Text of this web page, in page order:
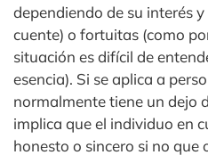
dependiendo de su interés
cuente) o fortuitas (como
situación es difícil de
esencia). Si se aplica a
normalmente tiene un dejo
implica que el individuo en
honesto o sincero si no que